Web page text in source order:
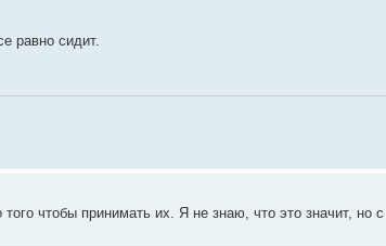
равно сидит.
чтобы принимать их. Я не знаю, что это значит, но